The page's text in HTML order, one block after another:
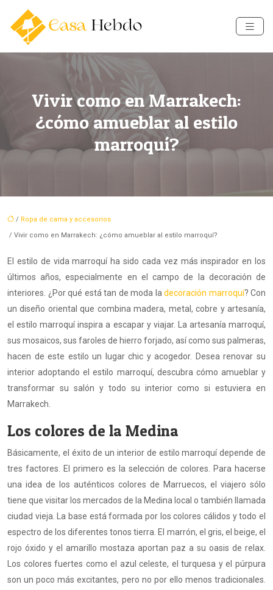
Vivir como en Marrakech:
¿cómo amueblar al estilo
marroquí?
/ Ropa de cama y accesorios
/ Vivir como en Marrakech: ¿cómo amueblar al estilo marroquí?
El estilo de vida marroquí ha sido cada vez más inspirador en los
últimos años, especialmente en el campo de la decoración de
interiores. ¿Por qué está tan de moda la decoración marroquí? Con
un diseño oriental que combina madera, metal, cobre y artesanía,
el estilo marroquí inspira a escapar y viajar. La artesanía marroquí,
sus mosaicos, sus faroles de hierro forjado, así como sus palmeras,
hacen de este estilo un lugar chic y acogedor. Desea renovar su
interior adoptando el estilo marroquí, descubra cómo amueblar y
transformar su salón y todo su interior como si estuviera en
Marrakech.
Los colores de la Medina
Básicamente, el éxito de un interior de estilo marroquí depende de
tres factores. El primero es la selección de colores. Para hacerse
una idea de los auténticos colores de Marruecos, el viajero sólo
tiene que visitar los mercados de la Medina local o también llamada
ciudad vieja. La base está formada por los colores cálidos y todo el
espectro de los diferentes tonos tierra. El marrón, el gris, el beige, el
rojo óxido y el amarillo mostaza aportan paz a su oasis de relax.
Los colores fuertes como el azul celeste, el turquesa y el púrpura
son un poco más excitantes, pero no por ello menos tradicionales.